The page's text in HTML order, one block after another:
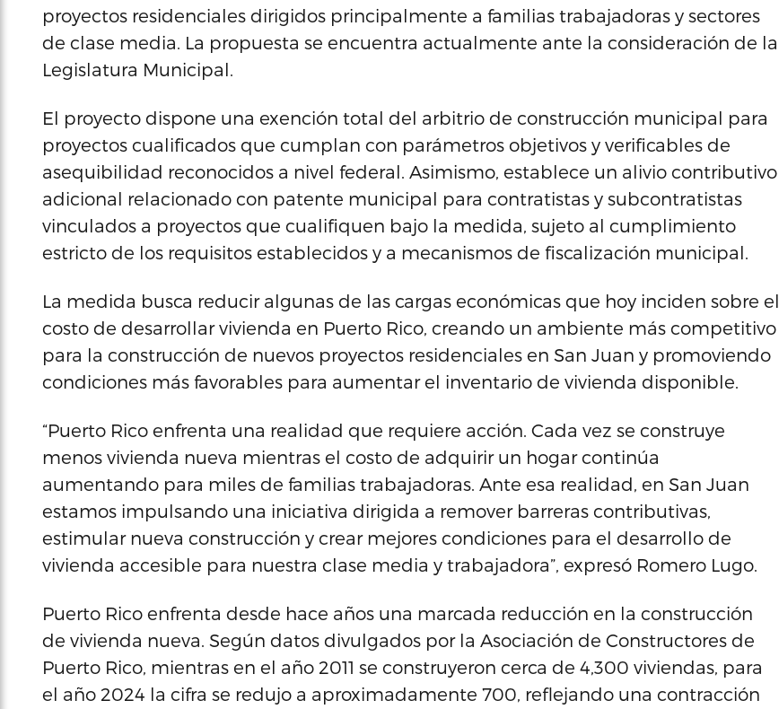
proyectos residenciales dirigidos principalmente a familias trabajadoras y sectores
de clase media. La propuesta se encuentra actualmente ante la consideración de la
Legislatura Municipal.
El proyecto dispone una exención total del arbitrio de construcción municipal para
proyectos cualificados que cumplan con parámetros objetivos y verificables de
asequibilidad reconocidos a nivel federal. Asimismo, establece un alivio contributivo
adicional relacionado con patente municipal para contratistas y subcontratistas
vinculados a proyectos que cualifiquen bajo la medida, sujeto al cumplimiento
estricto de los requisitos establecidos y a mecanismos de fiscalización municipal.
La medida busca reducir algunas de las cargas económicas que hoy inciden sobre el
costo de desarrollar vivienda en Puerto Rico, creando un ambiente más competitivo
para la construcción de nuevos proyectos residenciales en San Juan y promoviendo
condiciones más favorables para aumentar el inventario de vivienda disponible.
“Puerto Rico enfrenta una realidad que requiere acción. Cada vez se construye
menos vivienda nueva mientras el costo de adquirir un hogar continúa
aumentando para miles de familias trabajadoras. Ante esa realidad, en San Juan
estamos impulsando una iniciativa dirigida a remover barreras contributivas,
estimular nueva construcción y crear mejores condiciones para el desarrollo de
vivienda accesible para nuestra clase media y trabajadora”, expresó Romero Lugo.
Puerto Rico enfrenta desde hace años una marcada reducción en la construcción
de vivienda nueva. Según datos divulgados por la Asociación de Constructores de
Puerto Rico, mientras en el año 2011 se construyeron cerca de 4,300 viviendas, para
el año 2024 la cifra se redujo a aproximadamente 700, reflejando una contracción